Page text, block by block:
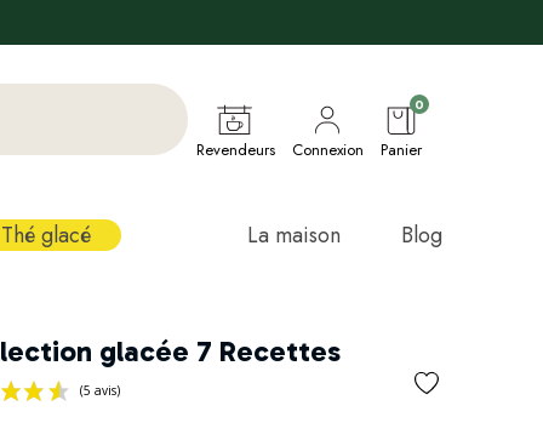
Revendeurs Connexion Panier
0
Thé glacé La maison Blog
glacée 7 Recettes